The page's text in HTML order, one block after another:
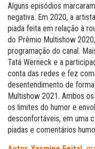
Alguns episódios
negativa. Em 2020, a
piada feita em relação à
do Prêmio Multishow
programação do canal.
Tatá Werneck e a
conta das redes e fez
desentendimento de
Multishow 2021. Ambos
os limites do humor e
desconfortáveis, em uma
piadas e comentários